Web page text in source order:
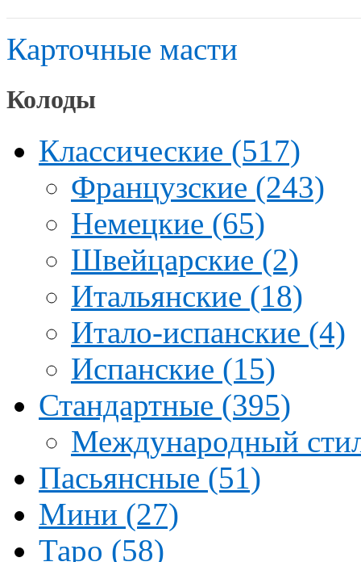
Карточные масти
Колоды
Классические (517)
Французские (243)
Немецкие (65)
Швейцарские (2)
Итальянские (18)
Итало-испанские (4)
Испанские (15)
Стандартные (395)
Международный
Пасьянсные (51)
Мини (27)
Таро (58)